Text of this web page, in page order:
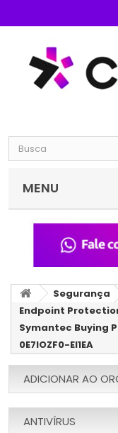
MENU
Segurança
Endpoint
Symantec Buying
0E7IOZF0-EI1EA
ADICIONAR AO
ANTIVÍRUS